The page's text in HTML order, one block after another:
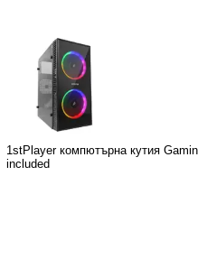
1stPlayer компютърна кутия
included